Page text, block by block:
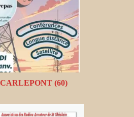
CARLEPONT (60)